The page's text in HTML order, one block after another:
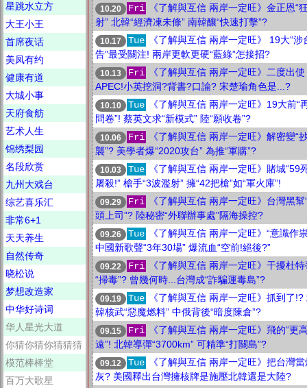
星跳水立方
大王小王
首席夜话
美凤有约
健康有道
大城小事
天府食舫
艺术人生
锦绣梨园
名段欣赏
九州大戏台
综艺喜乐汇
非常6+1
天天养生
自然传奇
晓松说
梦想改造家
中华好诗词
华人星光大道
你猜你猜你猜猜猜
模范棒棒堂
百万大歌星
10.20 Fri
《了解與互信 兩岸一定旺》金正恩“
射” 北韓“經濟凍未條” 南韓釀“快速打擊”?
10.17 Tue
《了解與互信 兩岸一定旺》 19大“涉
告”最受關注! 兩岸更軟更硬“藍綠”怎接招?
10.13 Fri
《了解與互信 兩岸一定旺》二度出使
APEC!小英挖洞?背書?口諭? 宋楚瑜角色是...?
10.10 Tue
《了解與互信 兩岸一定旺》19大前“
問卷”! 蔡英文求“新模式” 陸“願收卷”?
10.06 Fri
《了解與互信 兩岸一定旺》解密變“
襲”? 美學者爆“2020攻台” 為推“軍購”?
10.03 Tue
《了解與互信 兩岸一定旺》賭城“59
屠殺!” 槍手“3波濫射” 擁“42把槍”如“軍火庫”!
09.29 Fri
《了解與互信 兩岸一定旺》台灣黑幫
頭上司”? 陸秘密“外聯辦事處”隔海操控?
09.26 Tue
《了解與互信 兩岸一定旺》“意識作
中國新歌聲“3年30場” 爆流血“空前!絕後?”
09.22 Fri
《了解與互信 兩岸一定旺》干擾杜特
“掃毒”? 曾幾何時...台灣成“詐騙運毒島”?
09.19 Tue
《了解與互信 兩岸一定旺》抓到了!?
韓核武“惡魔燃料” 中俄背後“暗度陳倉”?
09.15 Fri
《了解與互信 兩岸一定旺》飛的“更
遠”! 北韓導彈“3700km” 可精準“打關島”?
09.12 Tue
《了解與互信 兩岸一定旺》把台灣當
灰? 美國釋出台灣擁核牌是施壓北韓還是大陸?